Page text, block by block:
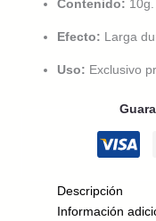
Contenido: 10g.
Efecto: Larga
Uso: Exclusivo
Descripción
Información